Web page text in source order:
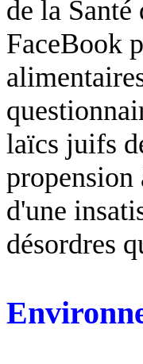
de la
FaceBook
laïcs juifs
propension
d'une
désordres